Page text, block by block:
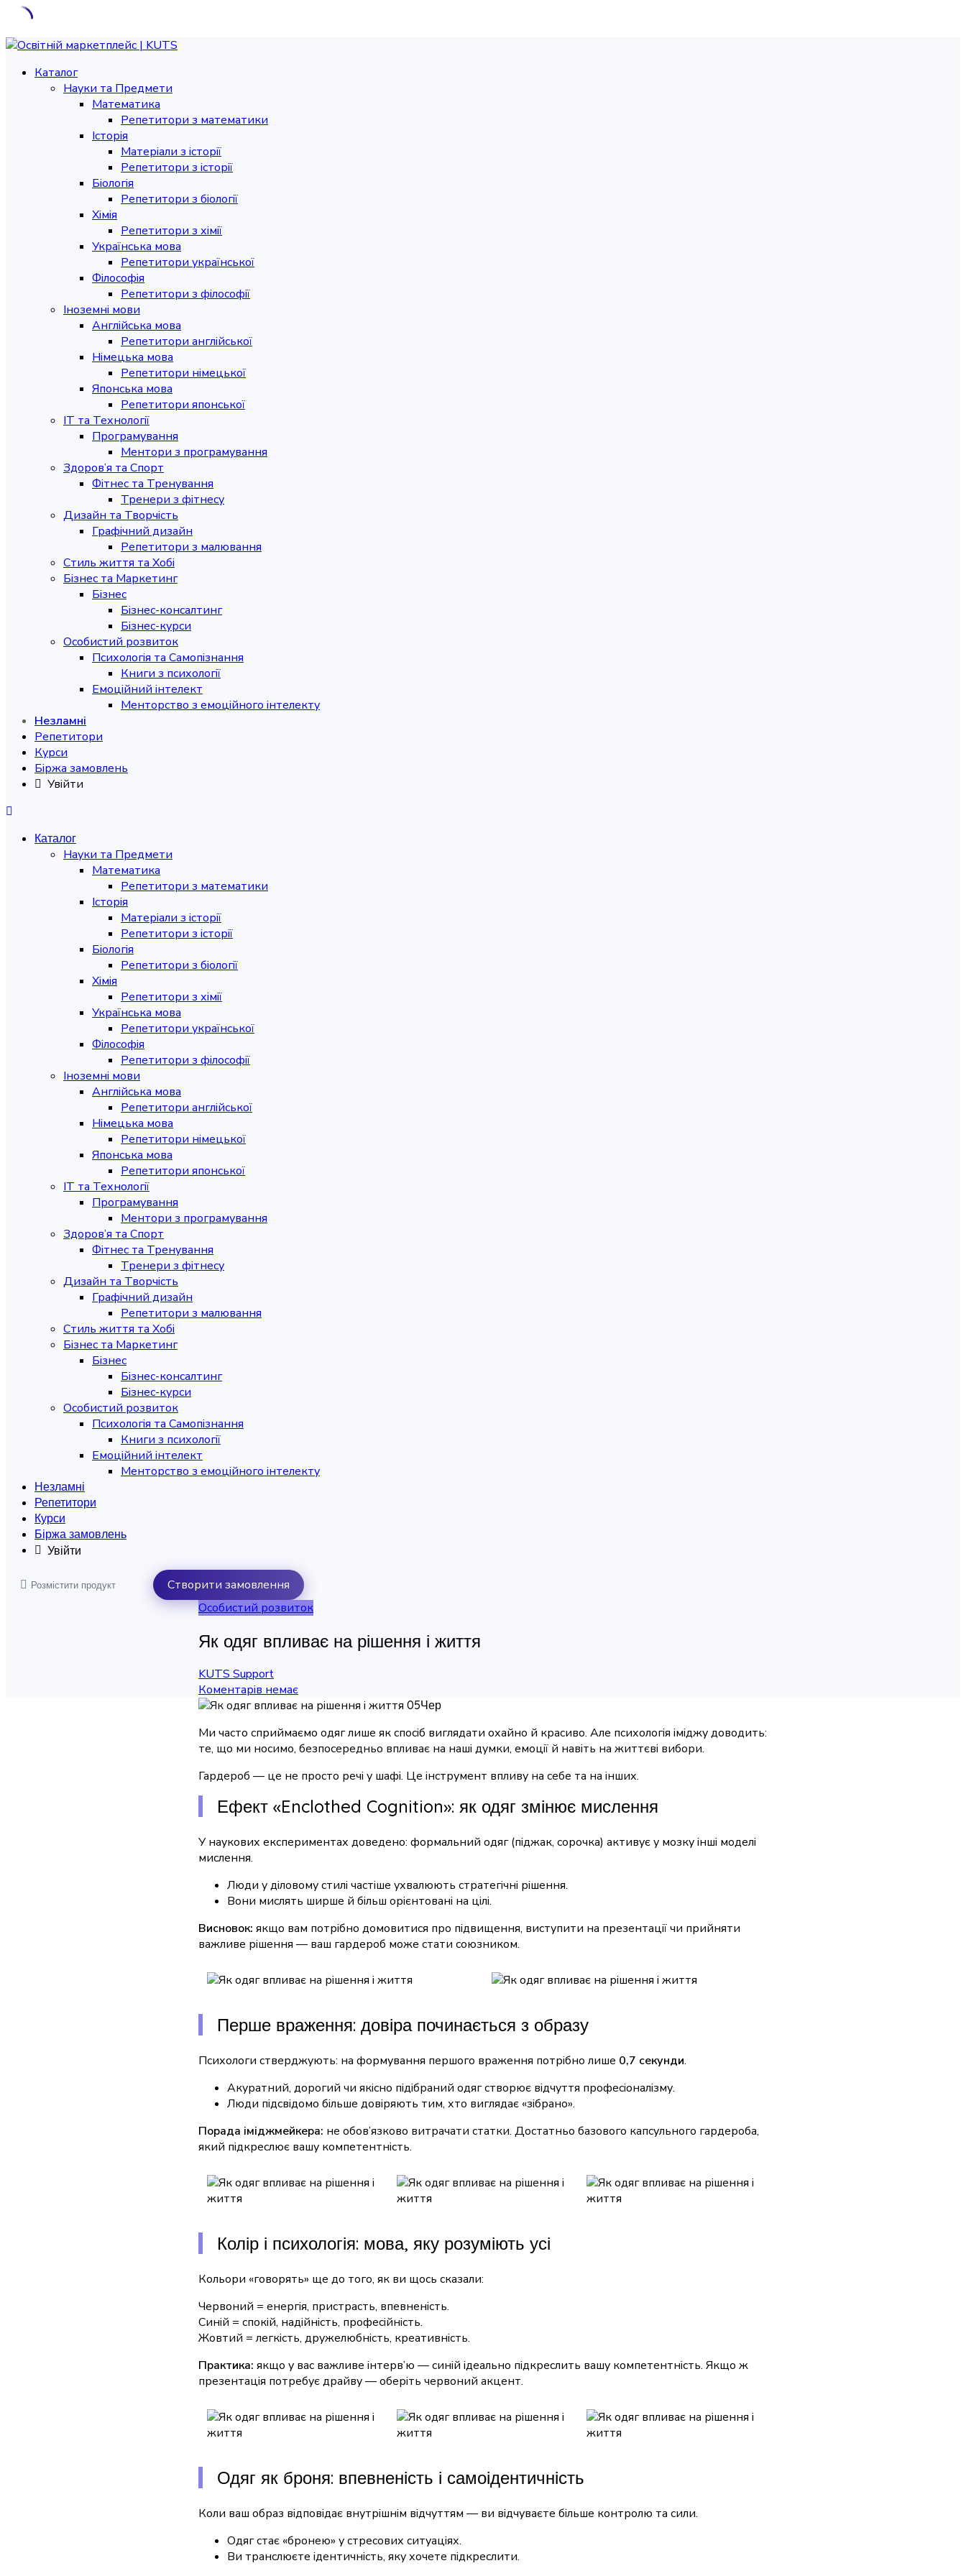
Skip
contentКаталог
Науки та Предмети
Математика
Репетитори з математики
Історія
Матеріали з історії
Репетитори з історії
Біологія
Репетитори з біології
Хімія
Репетитори з хімії
Українська мова
Репетитори української
Філософія
Репетитори з філософії
Іноземні мови
Англійська мова
Репетитори англійської
Німецька мова
Репетитори німецької
Японська мова
Репетитори японської
IT та Технології
Програмування
Ментори з програмування
Здоров’я та Спорт
Фітнес та Тренування
Тренери з фітнесу
Дизайн та Творчість
Графічний дизайн
Репетитори з малювання
Стиль життя та Хобі
Бізнес та Маркетинг
Бізнес
Бізнес-консалтинг
Бізнес-курси
Особистий розвиток
Психологія та Самопізнання
Книги з психології
Емоційний інтелект
Менторство з емоційного інтелекту
Незламні
Репетитори
Курси
Біржа замовлень
Увійти
Каталог
Науки та Предмети
Математика
Репетитори з математики
Історія
Матеріали з історії
Репетитори з історії
Біологія
Репетитори з біології
Хімія
Репетитори з хімії
Українська мова
Репетитори української
Філософія
Репетитори з філософії
Іноземні мови
Англійська мова
Репетитори англійської
Німецька мова
Репетитори німецької
Японська мова
Репетитори японської
IT та Технології
Програмування
Ментори з програмування
Здоров’я та Спорт
Фітнес та Тренування
Тренери з фітнесу
Дизайн та Творчість
Графічний дизайн
Репетитори з малювання
Стиль життя та Хобі
Бізнес та Маркетинг
Бізнес
Бізнес-консалтинг
Бізнес-курси
Особистий розвиток
Психологія та Самопізнання
Книги з психології
Емоційний інтелект
Менторство з емоційного інтелекту
Незламні
Репетитори
Курси
Біржа замовлень
Увійти
Розмістити продукт
Створити замовлення
Особистий розвиток
Як одяг впливає на рішення і життя
KUTS Support
Коментарів немає
05Чер
Ми часто сприймаємо одяг лише як спосіб виглядати охайно й красиво. Але психологія іміджу доводить:
те, що ми носимо, безпосередньо впливає на наші думки, емоції й навіть на життєві вибори.
Гардероб — це не просто речі у шафі. Це інструмент впливу на себе та на інших.
Ефект «Enclothed Cognition»: як одяг змінює мислення
У наукових експериментах доведено: формальний одяг (піджак, сорочка) активує у мозку інші моделі
мислення.
Люди у діловому стилі частіше ухвалюють стратегічні рішення.
Вони мислять ширше й більш орієнтовані на цілі.
Висновок: якщо вам потрібно домовитися про підвищення, виступити на презентації чи прийняти
важливе рішення — ваш гардероб може стати союзником.
Перше враження: довіра починається з образу
Психологи стверджують: на формування першого враження потрібно лише 0,7 секунди.
Акуратний, дорогий чи якісно підібраний одяг створює відчуття професіоналізму.
Люди підсвідомо більше довіряють тим, хто виглядає «зібрано».
Порада іміджмейкера: не обов’язково витрачати статки. Достатньо базового капсульного гардероба,
який підкреслює вашу компетентність.
Колір і психологія: мова, яку розуміють усі
Кольори «говорять» ще до того, як ви щось сказали:
Червоний = енергія, пристрасть, впевненість.
Синій = спокій, надійність, професійність.
Жовтий = легкість, дружелюбність, креативність.
Практика: якщо у вас важливе інтерв’ю — синій ідеально підкреслить вашу компетентність. Якщо ж
презентація потребує драйву — оберіть червоний акцент.
Одяг як броня: впевненість і самоідентичність
Коли ваш образ відповідає внутрішнім відчуттям — ви відчуваєте більше контролю та сили.
Одяг стає «бронею» у стресових ситуаціях.
Ви транслюєте ідентичність, яку хочете підкреслити.